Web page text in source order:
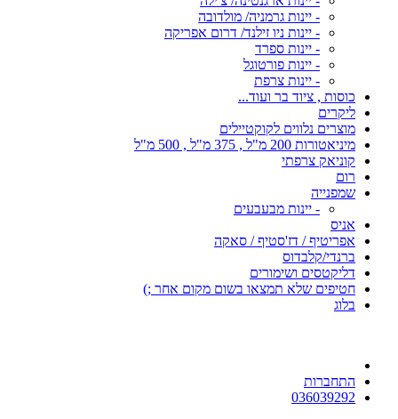
- יינות גרמניה/ מולדובה
- יינות ניו זילנד/ דרום אפריקה
- יינות ספרד
- יינות פורטוגל
- יינות צרפת
כוסות , ציוד בר ועוד...
ליקרים
מוצרים נלווים לקוקטיילים
מיניאטורות 200 מ"ל , 375 מ"ל , 500 מ"ל
קוניאק צרפתי
רום
שמפנייה
- יינות מבעבעים
אניס
אפריטיף / דז'סטיף / סאקה
ברנדי/קלבדוס
דליקטסים ושימורים
חטיפים שלא תמצאו בשום מקום אחר ;)
בלוג
התחברות
036039292